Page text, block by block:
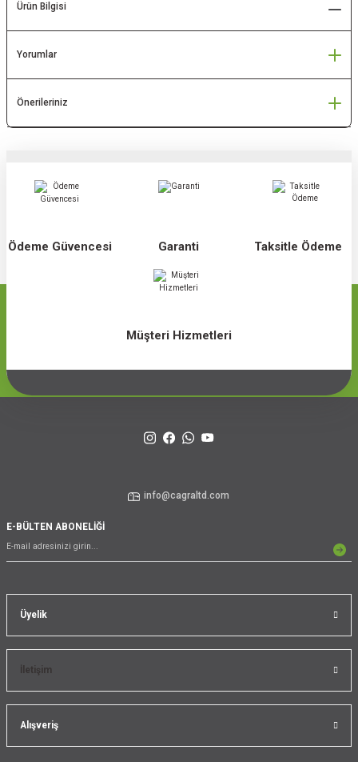
Ürün Bilgisi
Yorumlar
Önerileriniz
Ödeme Güvencesi Garanti Taksitle Ödeme
Müşteri Hizmetleri
Üyelik
İletişim
Alışveriş
info@cagraltd.com
E-BÜLTEN ABONELİĞİ